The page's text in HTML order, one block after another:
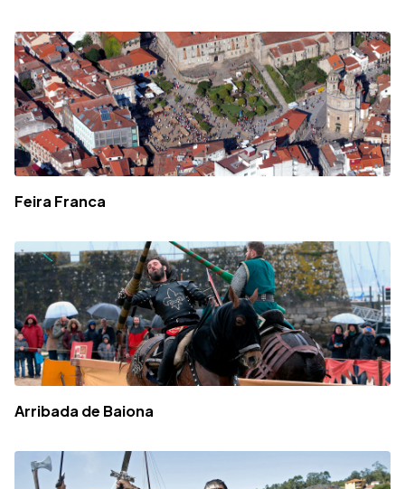
Feira Franca
Arribada de Baiona